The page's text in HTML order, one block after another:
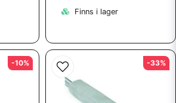
Finns i lager
-10% -33%